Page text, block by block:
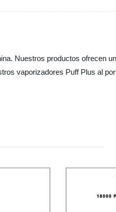
Nuestros productos ofrecen
vaporizadores Puff Plus al